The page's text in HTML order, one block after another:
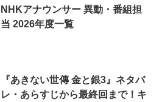
NHKアナウンサー 異動・番組担
当 2026年度一覧
『あきない世傳 金と銀3』ネタバ
レ・あらすじから最終回まで！キ